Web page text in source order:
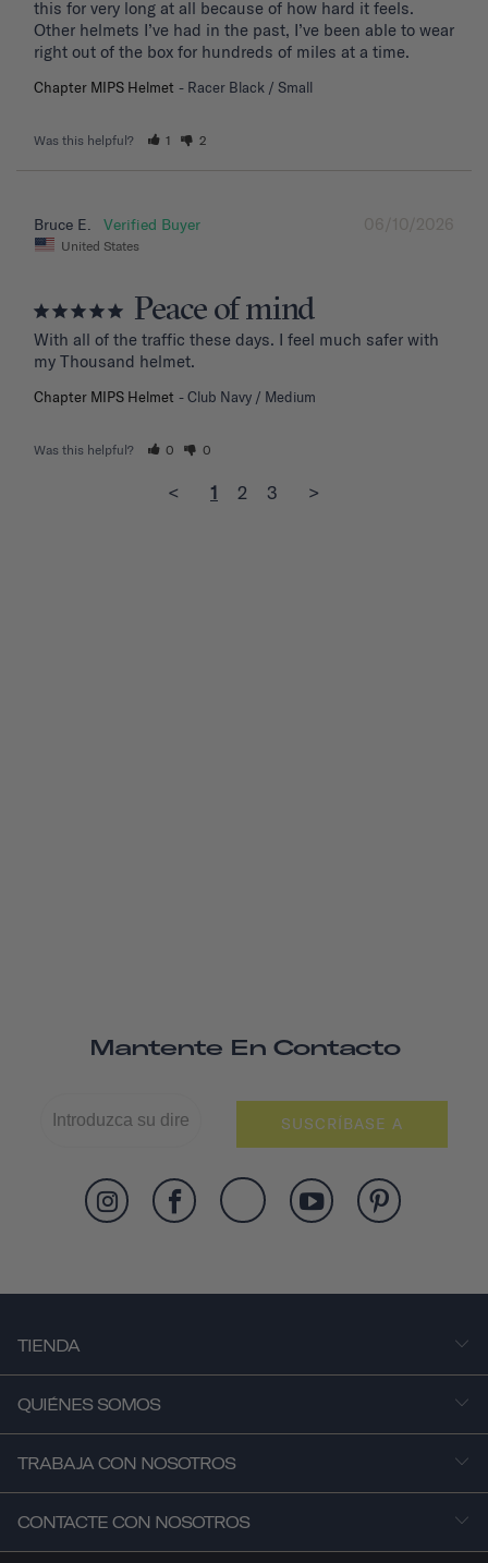
this for very long at all because of how hard it feels.
Other helmets I’ve had in the past, I’ve been able to wear
right out of the box for hundreds of miles at a time.
Chapter MIPS Helmet Racer Black / Small
Was this helpful? 1 2
06/10/2026
Bruce E.
United States
Peace of mind
With all of the traffic these days. I feel much safer with
my Thousand helmet.
Chapter MIPS Helmet Club Navy / Medium
Was this helpful? 0 0
< 1 2 3 >
Mantente En Contacto
SUSCRÍBASE A
TIENDA
QUIÉNES SOMOS
TRABAJA CON NOSOTROS
CONTACTE CON NOSOTROS